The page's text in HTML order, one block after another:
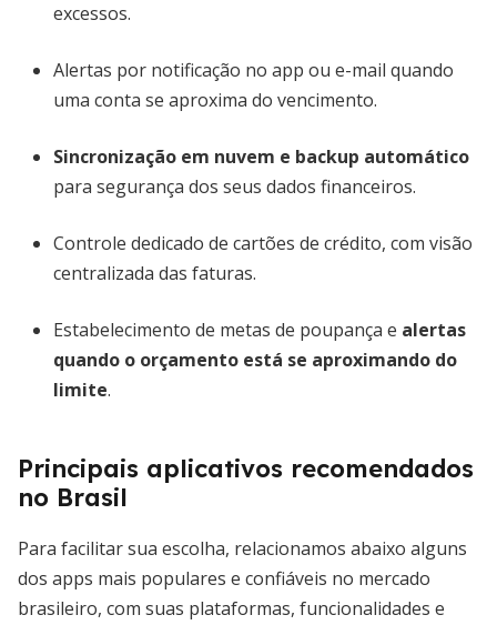
excessos.
Alertas por notificação no app ou e-mail quando
uma conta se aproxima do vencimento.
Sincronização em nuvem e backup automático
para segurança dos seus dados financeiros.
Controle dedicado de cartões de crédito, com visão
centralizada das faturas.
Estabelecimento de metas de poupança e alertas
quando o orçamento está se aproximando do
limite.
Principais aplicativos recomendados
no Brasil
Para facilitar sua escolha, relacionamos abaixo alguns
dos apps mais populares e confiáveis no mercado
brasileiro, com suas plataformas, funcionalidades e